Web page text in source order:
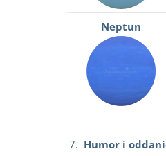
Neptun
Humor i